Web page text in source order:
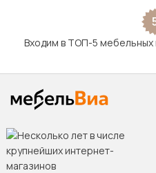
Входим в ТОП-5 мебельных